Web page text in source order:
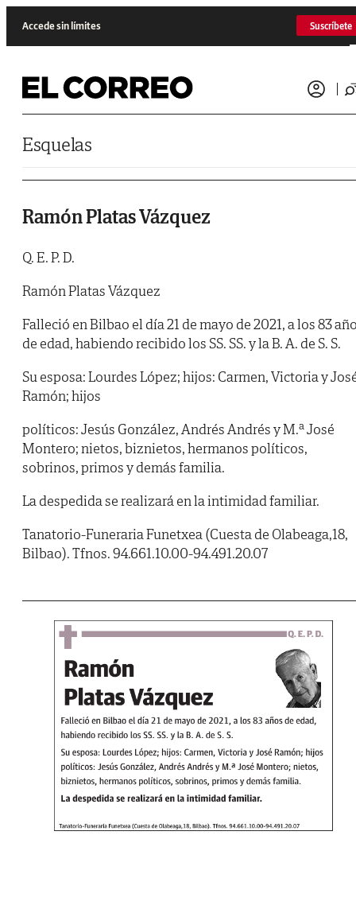
Accede sin límites Suscríbete
Esquelas
Ramón Platas Vázquez
Q. E. P. D.
Ramón Platas Vázquez
Falleció en Bilbao el día 21 de mayo de 2021, a los 83
de edad, habiendo recibido los SS. SS. y la B. A. de S. S.
Su esposa: Lourdes López; hijos: Carmen, Victoria y
Ramón; hijos
políticos: Jesús González, Andrés Andrés y M.ª José
Montero; nietos, biznietos, hermanos políticos,
sobrinos, primos y demás familia.
La despedida se realizará en la intimidad familiar.
Tanatorio-Funeraria Funetxea (Cuesta de Olabeaga,18,
Bilbao). Tfnos. 94.661.10.00-94.491.20.07